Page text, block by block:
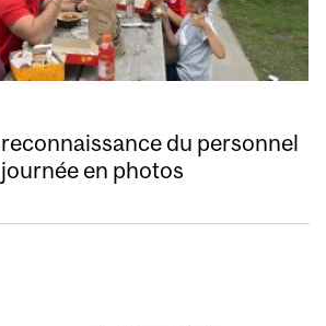
du personnel
journée en photos